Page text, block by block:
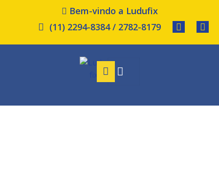
Bem-vindo a Ludufix
(11) 2294-8384 / 2782-8179